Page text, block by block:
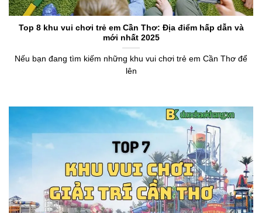
Top 8 khu vui chơi trẻ em Cần Thơ: Địa điểm hấp dẫn và
mới nhất 2025
Nếu bạn đang tìm kiếm những khu vui chơi trẻ em Cần Thơ để
lên